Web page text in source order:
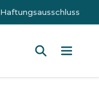
Haftungsausschluss